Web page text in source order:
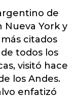
de
Nueva York y
citados
todos los
visitó hace
los Andes.
enfatizó